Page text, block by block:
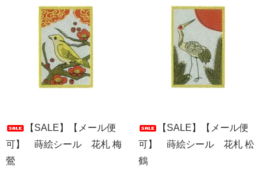
【SALE】【メール便
可】 蒔絵シール 花札 梅
鶯
【SALE】【メール便
可】 蒔絵シール 花札 松
鶴